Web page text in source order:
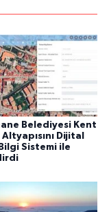
Belediyesi Kent
Dijital
Sistemi ile